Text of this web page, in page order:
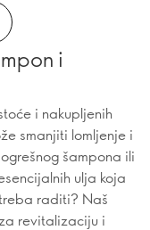
i
i nakupljenih
smanjiti lomljenje i
šampona ili
ulja koja
raditi? Naš
revitalizaciju i